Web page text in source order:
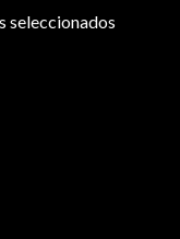
seleccionados